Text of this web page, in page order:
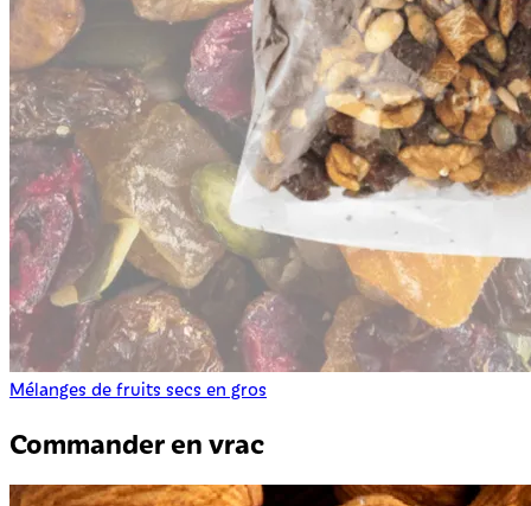
Mélanges de fruits secs en gros
Commander en vrac